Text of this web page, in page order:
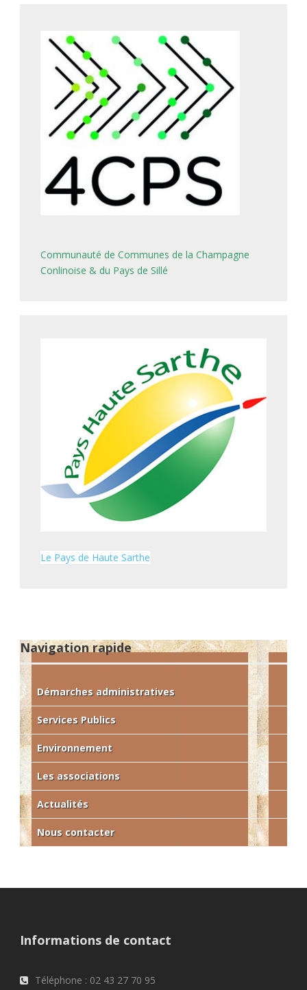
Communauté de Communes de la Champagne
Conlinoise & du Pays de Sillé
Le Pays de Haute Sarthe
Navigation rapide
Démarches administratives
Services Publics
Environnement
Les associations
Actualités
Nous contacter
Informations de contact
Téléphone : 02 43 27 70 95